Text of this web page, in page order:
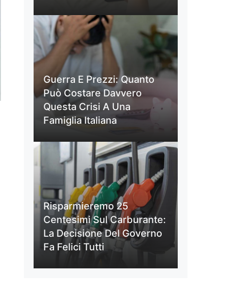
Guerra E Prezzi: Quanto
Può Costare Davvero
Questa Crisi A Una
Famiglia Italiana
Risparmieremo 25
Centesimi Sul Carburante:
La Decisione Del Governo
Fa Felici Tutti